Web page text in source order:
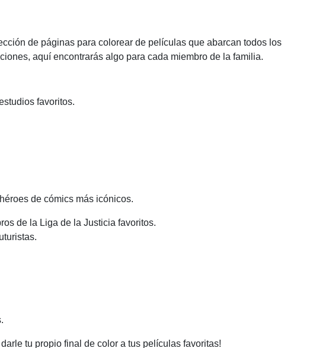
de páginas para colorear de películas que abarcan todos los
aquí encontrarás algo para cada miembro de la familia.
favoritos.
de cómics más icónicos.
de la Liga de la Justicia favoritos.
tu propio final de color a tus películas favoritas!